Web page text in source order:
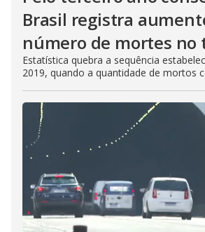
Brasil registra
número de mortes no
Estatística quebra a sequência
2019, quando a quantidade de mortos